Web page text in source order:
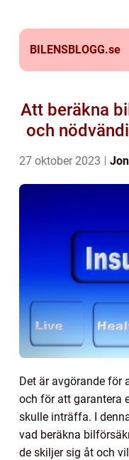
BILENSBLOGG.se
Att beräkna
och
27 oktober 2023
Det är avgörande för
och för att garantera
skulle inträffa. I
vad beräkna
de skiljer sig åt och